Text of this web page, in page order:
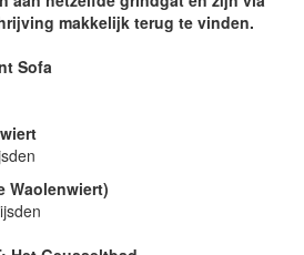
makkelijk terug te vinden.
Sofa
Waolenwiert)